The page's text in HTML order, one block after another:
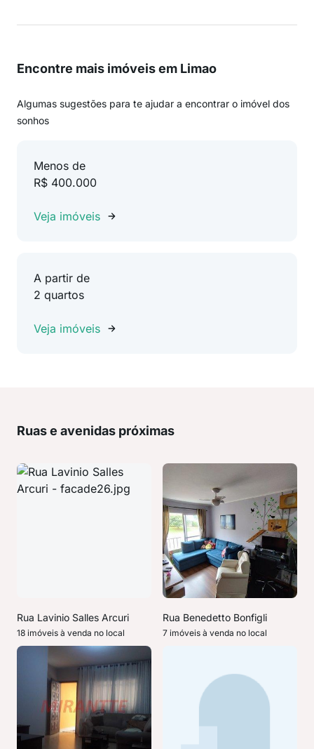
Encontre mais imóveis em Limao
Algumas sugestões para te ajudar a encontrar o imóvel dos
sonhos
Menos de
R$ 400.000
Veja imóveis
A partir de
2 quartos
Veja imóveis
Ruas e avenidas próximas
Rua Lavinio Salles Arcuri
18 imóveis à venda no local
Rua Benedetto Bonfigli
7 imóveis à venda no local